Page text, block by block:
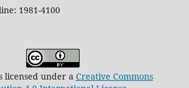
1981-4100
licensed under a Creative Commons